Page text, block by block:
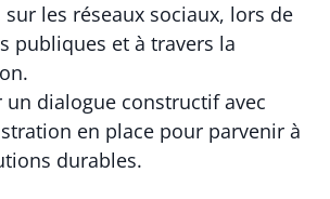
sur les réseaux sociaux, lors de
publiques et à travers la
un dialogue constructif avec
en place pour parvenir à
durables.